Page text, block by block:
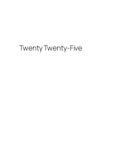
Twenty Twenty-Five